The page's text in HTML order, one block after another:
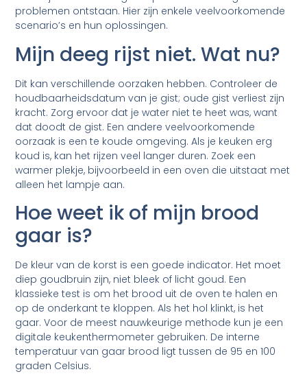
problemen ontstaan. Hier zijn enkele veelvoorkomende
scenario’s en hun oplossingen.
Mijn deeg rijst niet. Wat nu?
Dit kan verschillende oorzaken hebben. Controleer de
houdbaarheidsdatum van je gist; oude gist verliest zijn
kracht. Zorg ervoor dat je water niet te heet was, want
dat doodt de gist. Een andere veelvoorkomende
oorzaak is een te koude omgeving. Als je keuken erg
koud is, kan het rijzen veel langer duren. Zoek een
warmer plekje, bijvoorbeeld in een oven die uitstaat met
alleen het lampje aan.
Hoe weet ik of mijn brood
gaar is?
De kleur van de korst is een goede indicator. Het moet
diep goudbruin zijn, niet bleek of licht goud. Een
klassieke test is om het brood uit de oven te halen en
op de onderkant te kloppen. Als het hol klinkt, is het
gaar. Voor de meest nauwkeurige methode kun je een
digitale keukenthermometer gebruiken. De interne
temperatuur van gaar brood ligt tussen de 95 en 100
graden Celsius.